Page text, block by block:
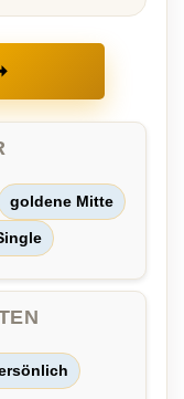
goldene Mitte